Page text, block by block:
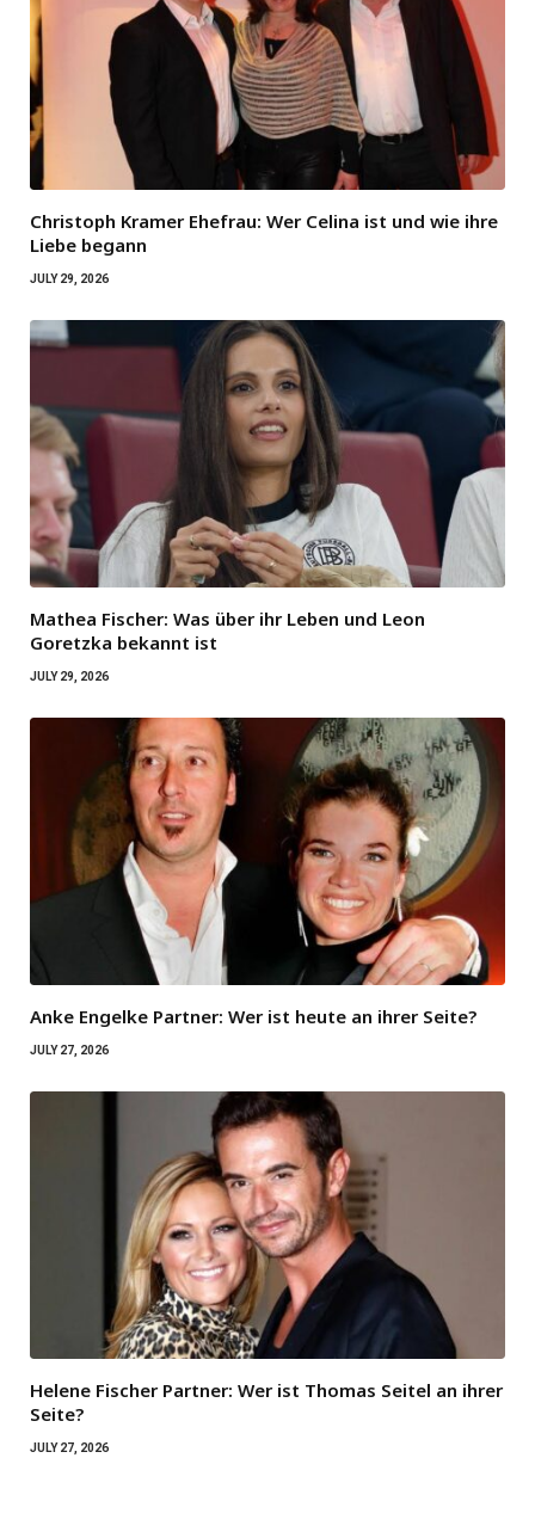
Christoph Kramer Ehefrau: Wer Celina ist und wie ihre
Liebe begann
JULY 29, 2026
Mathea Fischer: Was über ihr Leben und Leon
Goretzka bekannt ist
JULY 29, 2026
Anke Engelke Partner: Wer ist heute an ihrer Seite?
JULY 27, 2026
Helene Fischer Partner: Wer ist Thomas Seitel an ihrer
Seite?
JULY 27, 2026